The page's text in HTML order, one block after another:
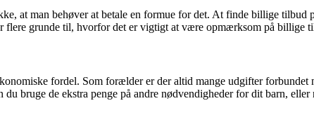
at man behøver at betale en formue for det. At finde billige tilbud
flere grunde til, hvorfor det er vigtigt at være opmærksom på billige
fordel. Som forælder er der altid mange udgifter forbundet
bruge de ekstra penge på andre nødvendigheder for dit barn,